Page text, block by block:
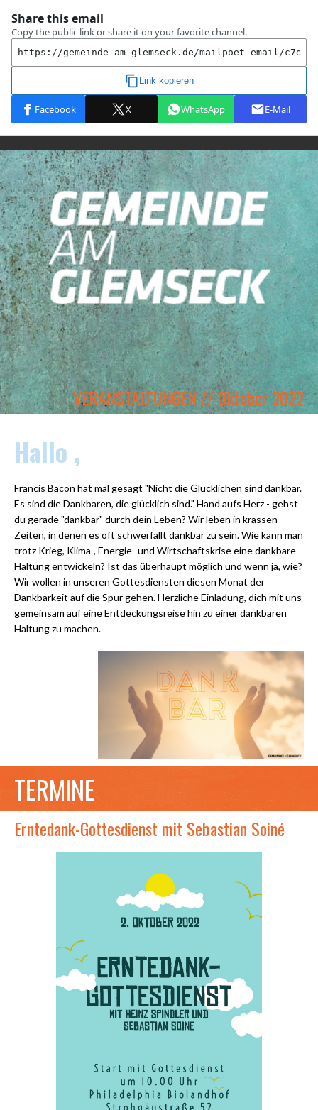
VERANSTALTUNGEN // Oktober 2022
Hallo ,
Francis Bacon hat mal gesagt "Nicht die Glücklichen sind dankbar.
Es sind die Dankbaren, die glücklich sind." Hand aufs Herz - gehst
du gerade "dankbar" durch dein Leben? Wir leben in krassen
Zeiten, in denen es oft schwerfällt dankbar zu sein. Wie kann man
trotz Krieg, Klima-, Energie- und Wirtschaftskrise eine dankbare
Haltung entwickeln? Ist das überhaupt möglich und wenn ja, wie?
Wir wollen in unseren Gottesdiensten diesen Monat der
Dankbarkeit auf die Spur gehen. Herzliche Einladung, dich mit uns
gemeinsam auf eine Entdeckungsreise hin zu einer dankbaren
Haltung zu machen.
TERMINE
Erntedank-Gottesdienst mit Sebastian Soiné